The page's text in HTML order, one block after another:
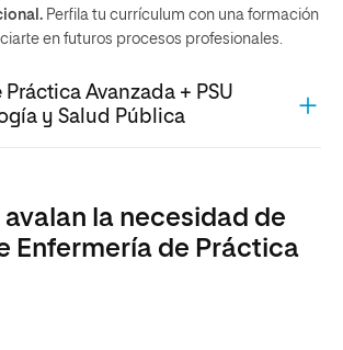
Perfila tu currículum con una formación
en futuros procesos profesionales.
Avanzada + PSU
y Salud Pública
avalan la necesidad de
Enfermería de Práctica